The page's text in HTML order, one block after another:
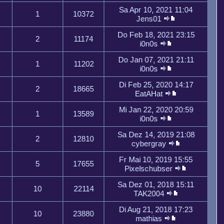
1 10372
Sa Apr 10, 2021 11:04
Jens01
2 11174
Do Feb 18, 2021 23:15
i0n0s
1 11202
Do Jan 07, 2021 21:11
i0n0s
2 18665
Di Feb 25, 2020 14:17
EatAHat
1 13589
Mi Jan 22, 2020 20:59
i0n0s
2 12810
Sa Dez 14, 2019 21:08
cybergray
5 17655
Fr Mai 10, 2019 15:55
Pixelschubser
10 22114
Sa Dez 01, 2018 15:11
TAK2004
10 23880
Di Aug 21, 2018 17:23
mathias